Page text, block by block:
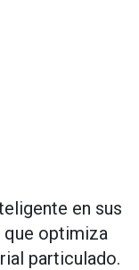
en sus
que optimiza
particulado.